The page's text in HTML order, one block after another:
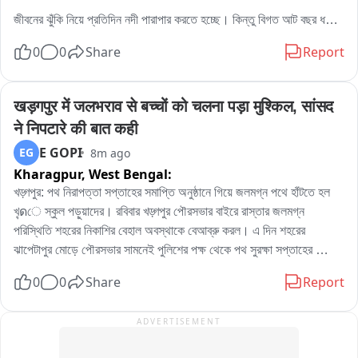
अलग ही रौनक हुआ करती थी। कार्यक्रम के अंत में सभी महिलाओं ने एक-
का संकल्प लिया।
জীবনের ঝুঁকি নিয়ে প্রতিদিন নদী পারাপার করতে হচ্ছে। কিন্তু বিগত আট বছর ধরে
আর আশ্বাসের ওপর ভরসা রাখতে রাখতে ধৈর্যের বাঁধ ভেঙেছে গ্রামবাসীদের। শেষ
স্থানীয় মহিলারা। ঘটনাটি হাওড়ার জগতবল্লভপুর এলাকার।
​স্থানীয় সূত্রে জানা গিয়েছে, জগতবল্লভপুরের খাঁড়াপাড়া ও গোয়ালপোতা এলাকার
মাঝখানে কৌশিকী নদীর ওপর অবস্থিত পুরোনো কংক্রিটের সেতুটি ২০১৮ সালে
হঠাৎই ভেঙে পড়ে। ওই অঞ্চলের হাজার হাজার সাধারণ মানুষের যাতায়াতের একমাত্র
ভরসা ছিল এই সেতুটি। সেতুটি ভেঙে যাওয়ার পর প্রশাসনের তরফে আপৎকালীন
ব্যবস্থা হিসেবে একটি কাঠের পোল তৈরি করে দেওয়া হয়।
​পরবর্তীকালে ২০২৩ সালের এপ্রিল মাসে ওই একই স্থানে একটি নতুন কংক্রিটের
সেতু নির্মাণের সিদ্ধান্ত নেওয়া হয়। রাজ্য সরকারের তরফে এই প্রকল্পের জন্য
৩১০.৬৫ লক্ষ টাকা বরাদ্দ করা হয়েছিল। শ্রীরামপুরের সাংসদ কল্যাণ বন্দ্যোপাধ্যায়
ছিল, আগামী ৫৪৫ দিনের (প্রায় দেড় বছর) মধ্যে এই সেতুর নির্মাণকাজ সম্পন্ন করা
​কিন্তু নির্দিষ্ট সময়সীমা পেরিয়ে আজ ২০২৬ সাল এসে পৌঁছালেও সেতুর কাজ শেষ
0 0 Share Report
खड़गपुर में जलभराव से बच्चों को चलना पड़ा मुश्किल, सांसद
ने निपटारे की बात कही
EG E GOPI 8m ago
Kharagpur, West Bengal:
খড়্গপুর: পথ নিরাপত্তা সপ্তাহের সমাপ্তি অনুষ্ঠানে গিয়ে জলমগ্ন পথে হাঁটতে হল
খุดে স্কুল পড়ুয়াদের। রবিবার খড়্গপুর পৌরসভার বাইরে রাস্তার জলমগ্ন
পরিস্থিতি শহরের নিকাশির বেহাল অবস্থাকে বেআব্রু করল। এ দিন শহরের
ঝাপেটাপুর মোড়ে পৌরসভার সামনেই পুলিশের পক্ষ থেকে পথ সুরক্ষা সপ্তাহের
ঘোষ থেকে জেলা পুলিশ সুপার পাপিয়া সুলতানা। সেই অনুষ্ঠানের পদযাত্রায়
জলে ডুবে থাকা পুরসভার সামনের ঝাপেটাপুর রোডেই জল ঠেলে হাঁটতে হল খুদে
0 0 Share Report
ADVERTISEMENT